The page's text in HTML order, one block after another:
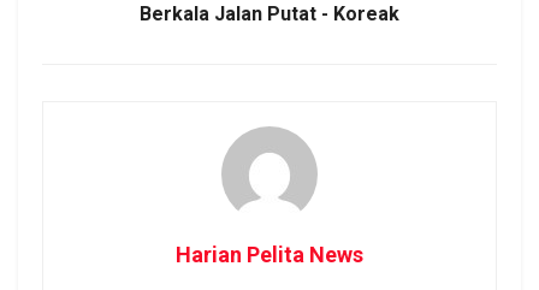
Berkala Jalan Putat - Koreak
Harian Pelita News